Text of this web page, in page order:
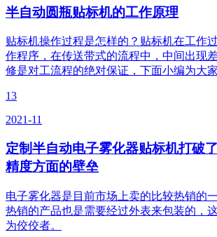
半自动圆瓶贴标机的工作原理
贴标机操作过程是怎样的？贴标机在工作
作程序，在传送带式的流程中，中间出现
修是对工流程的绝对保证，下面小编为大
13
2021-11
定制半自动电子雾化器贴标机打破
精度方面的壁垒
电子雾化器是目前市场上卖的比较热销的
热销的产品也是需要经过外表来包装的，
为佼佼者。